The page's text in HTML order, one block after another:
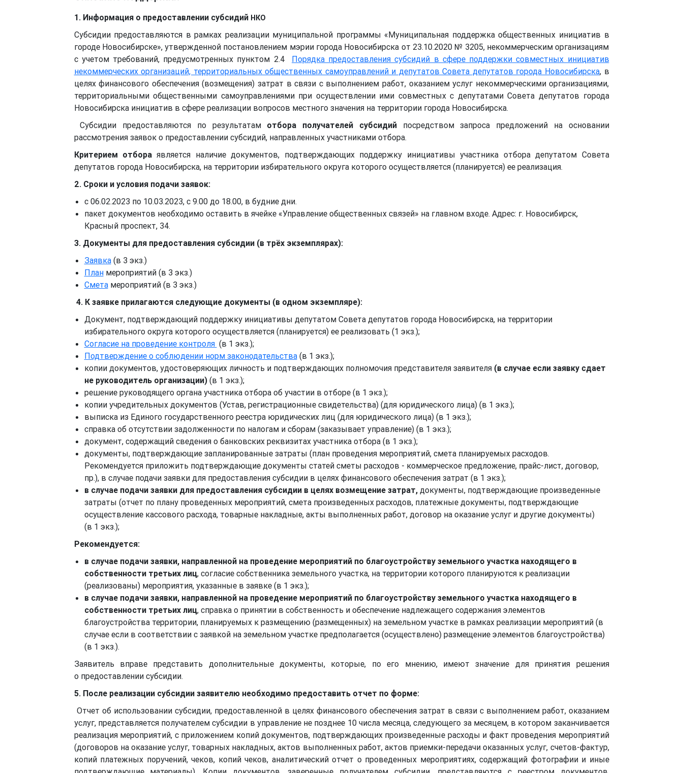
1. Информация о предоставлении субсидий НКО
Субсидии предоставляются в рамках реализации муниципальной программы «Муниципальная поддержка общественных инициатив в
городе Новосибирске», утвержденной постановлением мэрии города Новосибирска от 23.10.2020 № 3205, некоммерческим организациям
с учетом требований, предусмотренных пунктом 2.4 Порядка предоставления субсидий в сфере поддержки совместных инициатив
некоммерческих организаций, территориальных общественных самоуправлений и депутатов Совета депутатов города Новосибирска, в
целях финансового обеспечения (возмещения) затрат в связи с выполнением работ, оказанием услуг некоммерческими организациями,
территориальными общественными самоуправлениями при осуществлении ими совместных с депутатами Совета депутатов города
Новосибирска инициатив в сфере реализации вопросов местного значения на территории города Новосибирска.
Субсидии предоставляются по результатамотбора получателей субсидийпосредством запроса предложений на основании
рассмотрения заявок о предоставлении субсидий, направленных участниками отбора.
Критерием отбораявляется наличие документов, подтверждающих поддержку инициативы участника отбора депутатом Совета
депутатов города Новосибирска, на территории избирательного округа которого осуществляется (планируется) ее реализация.
2. Сроки и условия подачи заявок:
с 06.02.2023 по 10.03.2023, с 9.00 до 18.00, в будние дни.
пакет документов необходимо оставить в ячейке «Управление общественных связей» на главном входе. Адрес: г. Новосибирск,
Красный проспект, 34.
3. Документы для предоставления субсидии (в трёх экземплярах):
Заявка(в 3 экз.)
Планмероприятий (в 3 экз.)
Сметамероприятий (в 3 экз.)
4. К заявке прилагаются следующие документы (в одном экземпляре):
Документ, подтверждающий поддержку инициативы депутатом Совета депутатов города Новосибирска, на территории
избирательного округа которого осуществляется (планируется) ее реализовать (1 экз.);
Согласие на проведение контроля (в 1 экз.);
Подтверждение о соблюдении норм законодательства(в 1 экз.);
копии документов, удостоверяющих личность и подтверждающих полномочия представителя заявителя (в случае если заявку сдает
не руководитель организации) (в 1 экз.);
решение руководящего органа участника отбора об участии в отборе (в 1 экз.);
копии учредительных документов (Устав, регистрационные свидетельства) (для юридического лица) (в 1 экз.);
выписка из Единого государственного реестра юридических лиц (для юридического лица) (в 1 экз.);
справка об отсутствии задолженности по налогам и сборам (заказывает управление) (в 1 экз.);
документ, содержащий сведения о банковских реквизитах участника отбора (в 1 экз.);
документы, подтверждающие запланированные затраты (план проведения мероприятий, смета планируемых расходов.
Рекомендуется приложить подтверждающие документы статей сметы расходов - коммерческое предложение, прайс-лист, договор,
пр.), в случае подачи заявки для предоставления субсидии в целях финансового обеспечения затрат (в 1 экз.);
в случае подачи заявки для предоставления субсидии в целях возмещение затрат, документы, подтверждающие произведенные
затраты (отчет по плану проведенных мероприятий, смета произведенных расходов, платежные документы, подтверждающие
осуществление кассового расхода, товарные накладные, акты выполненных работ, договор на оказание услуг и другие документы)
(в 1 экз.);
Рекомендуется:
в случае подачи заявки, направленной на проведение мероприятий по благоустройству земельного участка находящего в
собственности третьих лиц, согласие собственника земельного участка, на территории которого планируются к реализации
(реализованы) мероприятия, указанные в заявке (в 1 экз.);
в случае подачи заявки, направленной на проведение мероприятий по благоустройству земельного участка находящего в
собственности третьих лиц, справка о принятии в собственность и обеспечение надлежащего содержания элементов
благоустройства территории, планируемых к размещению (размещенных) на земельном участке в рамках реализации мероприятий (в
случае если в соответствии с заявкой на земельном участке предполагается (осуществлено) размещение элементов благоустройства)
(в 1 экз.).
Заявитель вправе представить дополнительные документы, которые, по его мнению, имеют значение для принятия решения
о предоставлении субсидии.
5. После реализации субсидии заявителю необходимо предоставить отчет по форме:
Отчет об использовании субсидии, предоставленной в целях финансового обеспечения затрат в связи с выполнением работ, оказанием
услуг, представляется получателем субсидии в управление не позднее 10 числа месяца, следующего за месяцем, в котором заканчивается
реализация мероприятий, с приложением копий документов, подтверждающих произведенные расходы и факт проведения мероприятий
(договоров на оказание услуг, товарных накладных, актов выполненных работ, актов приемки-передачи оказанных услуг, счетов-фактур,
копий платежных поручений, чеков, копий чеков, аналитический отчет о проведенных мероприятиях, содержащий фотографии и иные